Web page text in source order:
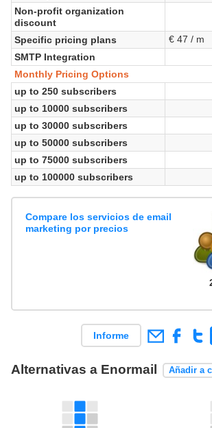
Non-profit organization
discount
Specific pricing plans
€ 47 / m
SMTP Integration
Monthly Pricing Options
up to 250 subscribers
up to 10000 subscribers
up to 30000 subscribers
up to 50000 subscribers
up to 75000 subscribers
up to 100000 subscribers
Compare los servicios de email
marketing por precios
Informe
Alternativas a Enormail Añadir a